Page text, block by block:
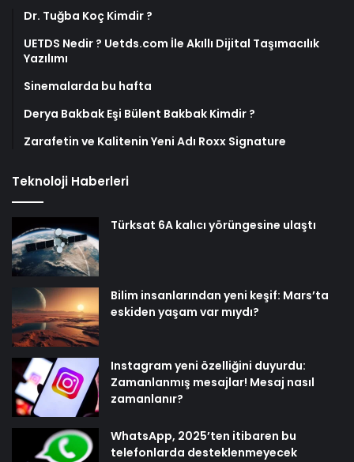
Dr. Tuğba Koç Kimdir ?
UETDS Nedir ? Uetds.com İle Akıllı Dijital Taşımacılık
Yazılımı
Sinemalarda bu hafta
Derya Bakbak Eşi Bülent Bakbak Kimdir ?
Zarafetin ve Kalitenin Yeni Adı Roxx Signature
Teknoloji Haberleri
Türksat 6A kalıcı yörüngesine ulaştı
Bilim insanlarından yeni keşif: Mars’ta
eskiden yaşam var mıydı?
Instagram yeni özelliğini duyurdu:
Zamanlanmış mesajlar! Mesaj nasıl
zamanlanır?
WhatsApp, 2025’ten itibaren bu
telefonlarda desteklenmeyecek